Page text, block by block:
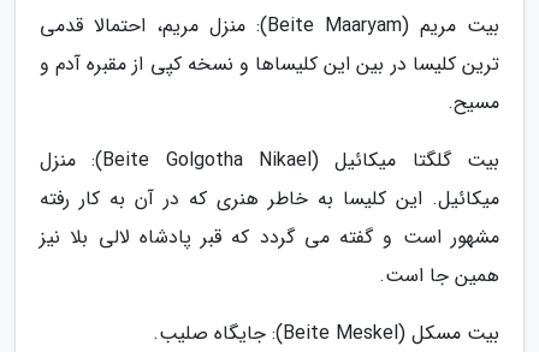
بیت مریم (Beite Maaryam): منزل مریم، احتمالا قدمی
ترین کلیسا در بین این کلیساها و نسخه کپی از مقبره آدم و
مسیح.
بیت گلگتا میکائیل (Beite Golgotha Nikael): منزل
میکائیل. این کلیسا به خاطر هنری که در آن به کار رفته
مشهور است و گفته می گردد که قبر پادشاه لالی بلا نیز
همین جا است.
بیت مسکل (Beite Meskel): جایگاه صلیب.